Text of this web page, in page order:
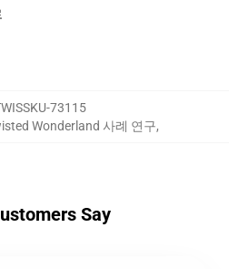
73115
Wonderland 사례 연구,
Say